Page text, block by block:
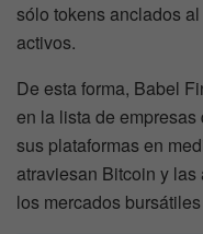
sólo tokens anclados
activos.
De esta forma, Babel
en la lista de
sus plataformas en
atraviesan Bitcoin y
los mercados